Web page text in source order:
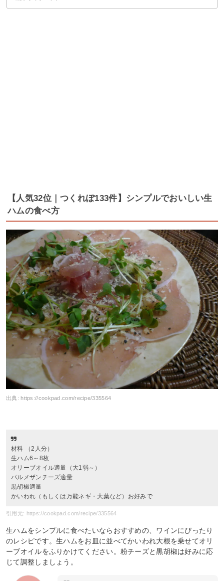
【人気32位｜つくれぽ133件】シンプルでおいしい生
ハムの食べ方
出典:https://cookpad.com/recipe/335564
材料 （2人分）
生ハム6～8枚
オリーブオイル適量（大1弱～）
パルメザンチーズ適量
黒胡椒適量
かいわれ（もしくは万能ネギ・大葉など）お好みで
引用元: https://cookpad.com/recipe/335564
生ハムをシンプルに食べたいならおすすめの、ワインにぴったり
のレシピです。生ハムをお皿に並べてかいわれ大根を乗せてオリ
ーブオイルをふりかけてください。粉チーズと黒胡椒は好みに応
じて調整しましょう。